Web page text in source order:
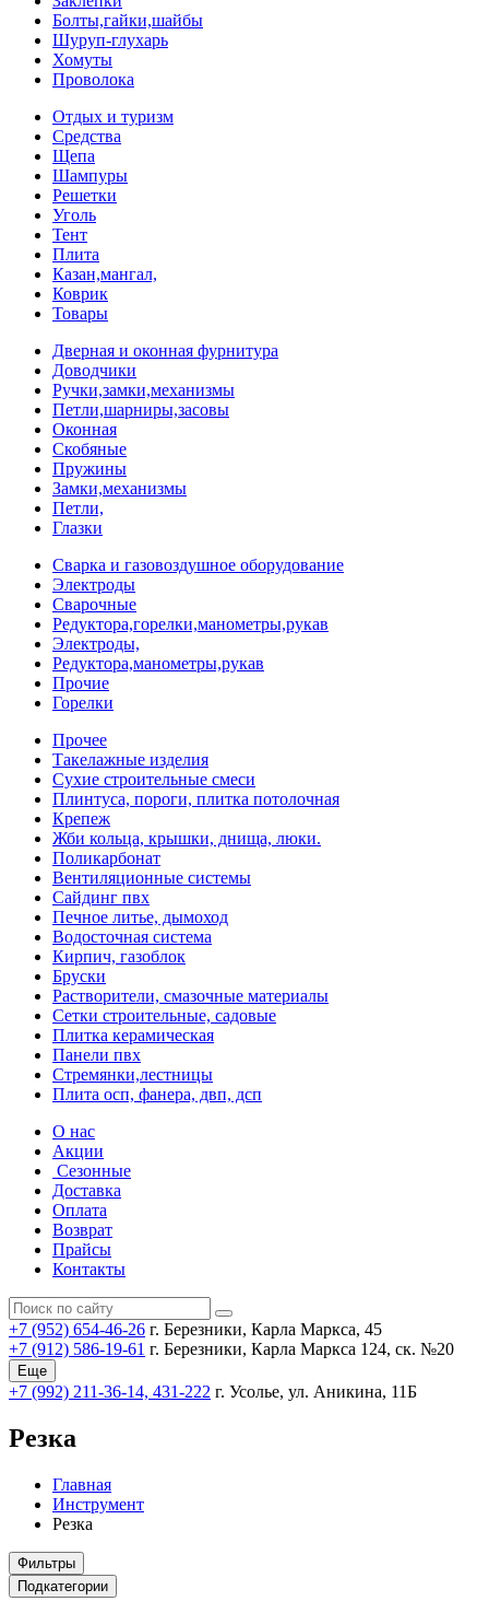
Болты,гайки,шайбы
Шуруп-глухарь
Хомуты
Проволока
Отдых и туризм
Средства
Щепа
Шампуры
Решетки
Уголь
Тент
Плита
Казан,мангал,
Коврик
Товары
Дверная и оконная фурнитура
Доводчики
Ручки,замки,механизмы
Петли,шарниры,засовы
Оконная
Скобяные
Пружины
Замки,механизмы
Петли,
Глазки
Сварка и газовоздушное оборудование
Электроды
Сварочные
Редуктора,горелки,манометры,рукав
Электроды,
Редуктора,манометры,рукав
Прочие
Горелки
Прочее
Такелажные изделия
Сухие строительные смеси
Плинтуса, пороги, плитка потолочная
Крепеж
Жби кольца, крышки, днища, люки.
Поликарбонат
Вентиляционные системы
Сайдинг пвх
Печное литье, дымоход
Водосточная система
Кирпич, газоблок
Бруски
Растворители, смазочные материалы
Сетки строительные, садовые
Плитка керамическая
Панели пвх
Стремянки,лестницы
Плита осп, фанера, двп, дсп
О нас
Акции
Сезонные
Доставка
Оплата
Возврат
Прайсы
Контакты
+7 (952) 654-46-26 г. Березники, Карла Маркса, 45
+7 (912) 586-19-61 г. Березники, Карла Маркса 124, ск. №20
Еще
+7 (992) 211-36-14, 431-222 г. Усолье, ул. Аникина, 11Б
Резка
Главная
Инструмент
Резка
Фильтры
Подкатегории